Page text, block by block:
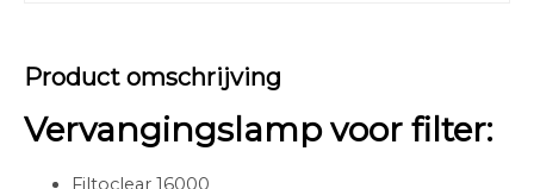
Product omschrijving
Vervangingslamp voor filter:
Filtoclear 16000